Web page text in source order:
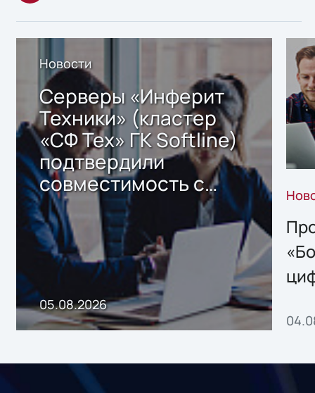
Новости
Серверы «Инферит
Техники» (кластер
«СФ Тех» ГК Softline)
подтвердили
совместимость с
решением Sharx
Storage 2.x для
хранения данных
05.08.2026